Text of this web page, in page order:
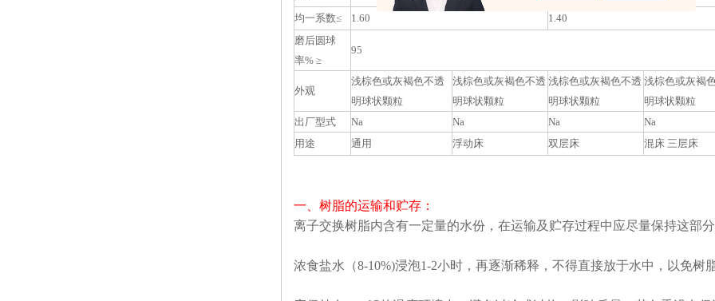
均一系数≤ 1.60
1.40
磨后圆球
率% ≥
95
外观
浅棕色或灰褐色不透
明球状颗粒
浅棕色或灰褐色不透
明球状颗粒
浅棕色或灰褐色不透
明球状颗粒
浅棕色或灰褐
明球状颗粒
出厂型式
Na Na Na
Na
用途
通用 浮动床 双层床 混床 三层床
一、树脂的运输和贮存：
离子交换树脂内含有一定量的水份，在运输及贮存过程中应尽量保持这部
浓食盐水（8-10%)浸泡1-2小时，再逐渐稀释，不得直接放于水中，以免树